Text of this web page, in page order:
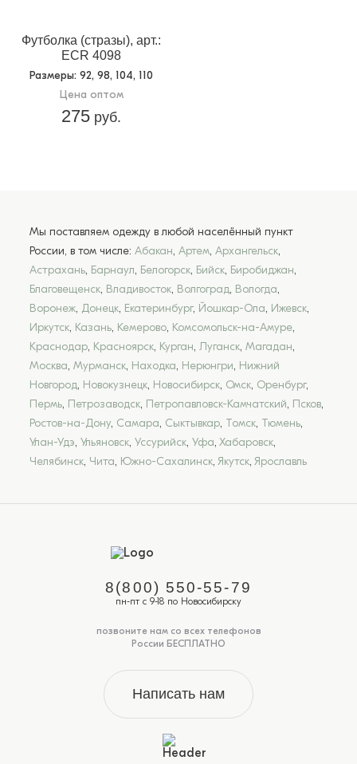
Футболка (стразы), арт.:
ECR 4098
Размеры: 92, 98, 104, 110
Цена оптом
275 руб.
Мы поставляем одежду в любой населённый пункт
России, в том числе: Абакан, Артем, Архангельск,
Астрахань, Барнаул, Белогорск, Бийск, Биробиджан,
Благовещенск, Владивосток, Волгоград, Вологда,
Воронеж, Донецк, Екатеринбург, Йошкар-Ола, Ижевск,
Иркутск, Казань, Кемерово, Комсомольск-на-Амуре,
Краснодар, Красноярск, Курган, Луганск, Магадан,
Москва, Мурманск, Находка, Нерюнгри, Нижний
Новгород, Новокузнецк, Новосибирск, Омск, Оренбург,
Пермь, Петрозаводск, Петропавловск-Камчатский, Псков,
Ростов-на-Дону, Самара, Сыктывкар, Томск, Тюмень,
Улан-Удэ, Ульяновск, Уссурийск, Уфа, Хабаровск,
Челябинск, Чита, Южно-Сахалинск, Якутск, Ярославль
8(800) 550-55-79
пн-пт с 9-18 по Новосибирску
позвоните нам со всех телефонов
России БЕСПЛАТНО
Написать нам